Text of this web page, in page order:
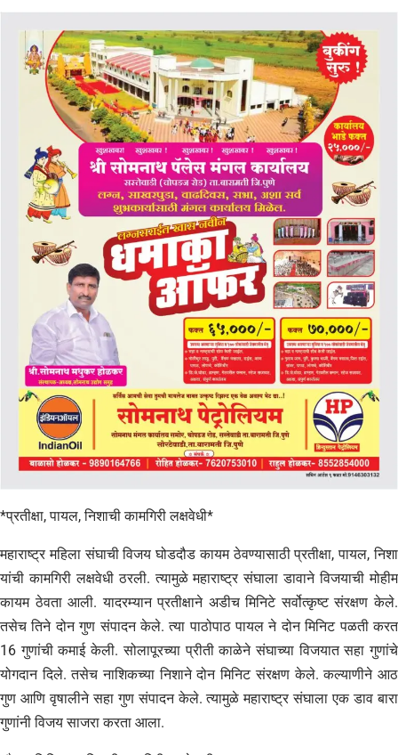
*प्रतीक्षा, पायल, निशाची कामगिरी लक्षवेधी*
महाराष्ट्र महिला संघाची विजय घोडदौड कायम ठेवण्यासाठी प्रतीक्षा, पायल, निशा
यांची कामगिरी लक्षवेधी ठरली. त्यामुळे महाराष्ट्र संघाला डावाने विजयाची मोहीम
कायम ठेवता आली. यादरम्यान प्रतीक्षाने अडीच मिनिटे सर्वोत्कृष्ट संरक्षण केले.
तसेच तिने दोन गुण संपादन केले. त्या पाठोपाठ पायल ने दोन मिनिट पळती करत
16 गुणांची कमाई केली. सोलापूरच्या प्रीती काळेने संघाच्या विजयात सहा गुणांचे
योगदान दिले. तसेच नाशिकच्या निशाने दोन मिनिट संरक्षण केले. कल्याणीने आठ
गुण आणि वृषालीने सहा गुण संपादन केले. त्यामुळे महाराष्ट्र संघाला एक डाव बारा
गुणांनी विजय साजरा करता आला.